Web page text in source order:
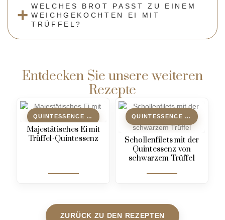
WELCHES BROT PASST ZU EINEM
WEICHGEKOCHTEN EI MIT
TRÜFFEL?
Entdecken Sie unsere weiteren
Rezepte
QUINTESSENCE DE TRUFFE
Majestätisches Ei mit
Trüffel-Quintessenz
QUINTESSENCE DE TRUFFE
Schollenfilets mit der
Quintessenz von
schwarzem Trüffel
ZURÜCK ZU DEN REZEPTEN